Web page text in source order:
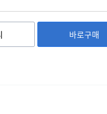
바로구매